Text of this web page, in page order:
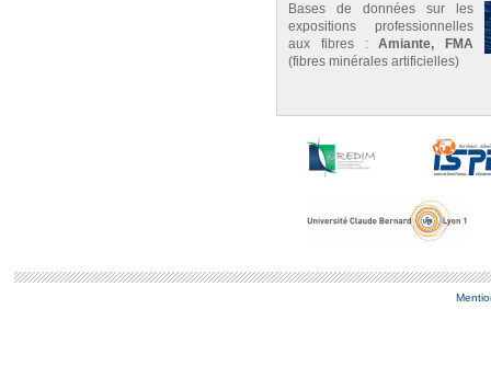
Bases de données sur les
expositions professionnelles
aux fibres :Amiante, FMA
(fibres minérales artificielles)